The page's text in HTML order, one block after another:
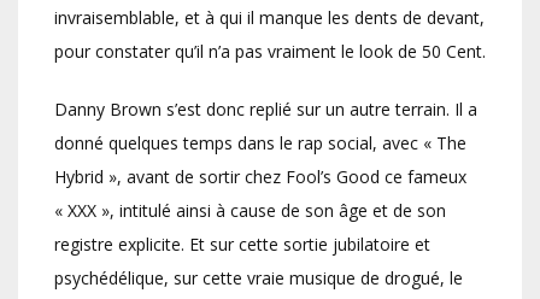
invraisemblable, et à qui il manque les dents de devant,
pour constater qu’il n’a pas vraiment le look de 50 Cent.
Danny Brown s’est donc replié sur un autre terrain. Il a
donné quelques temps dans le rap social, avec « The
Hybrid », avant de sortir chez Fool’s Good ce fameux
« XXX », intitulé ainsi à cause de son âge et de son
registre explicite. Et sur cette sortie jubilatoire et
psychédélique, sur cette vraie musique de drogué, le